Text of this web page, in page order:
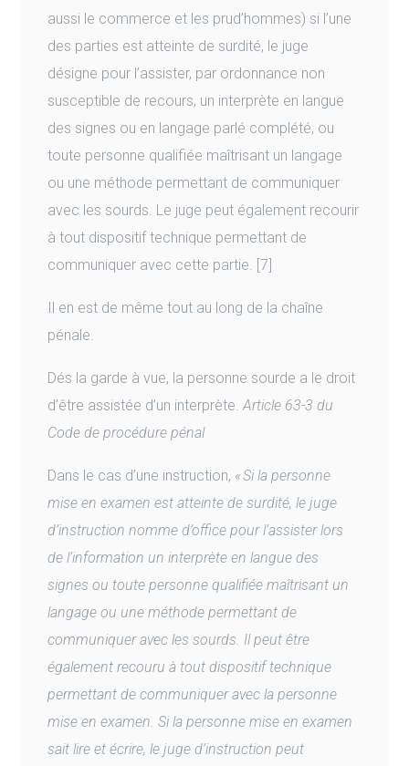
aussi le commerce et les prud’hommes) si l’une
des parties est atteinte de surdité, le juge
désigne pour l’assister, par ordonnance non
susceptible de recours, un interprète en langue
des signes ou en langage parlé complété, ou
toute personne qualifiée maîtrisant un langage
ou une méthode permettant de communiquer
avec les sourds. Le juge peut également recourir
à tout dispositif technique permettant de
communiquer avec cette partie. [7]
Il en est de même tout au long de la chaîne
pénale.
Dés la garde à vue, la personne sourde a le droit
d’être assistée d’un interprète.Article 63-3 du
Code de procédure pénal
Dans le cas d’une instruction, « Si la personne
mise en examen est atteinte de surdité, le juge
d’instruction nomme d’office pour l’assister lors
de l’information un interprète en langue des
signes ou toute personne qualifiée maîtrisant un
langage ou une méthode permettant de
communiquer avec les sourds. Il peut être
également recouru à tout dispositif technique
permettant de communiquer avec la personne
mise en examen. Si la personne mise en examen
sait lire et écrire, le juge d’instruction peut